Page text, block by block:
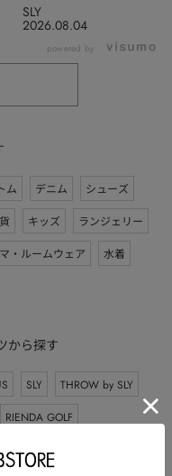
2026.08.04
SLY
powered by
ム デニム
シューズ
キッズ
ランジェリー
・ルームウェア
水着
から探す
SLY
THROW by SLY
RIENDA GOLF
SHEL’TTER SELECT